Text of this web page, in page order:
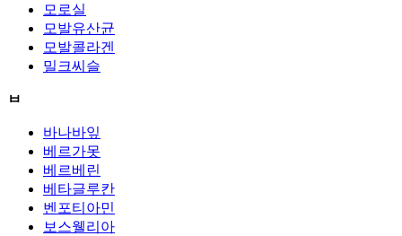
모로실
모발유산균
모발콜라겐
밀크씨슬
ㅂ
바나바잎
베르가못
베르베린
베타글루칸
벤포티아민
보스웰리아